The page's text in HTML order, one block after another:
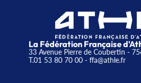
La Fédération Française
33 Avenue Pierre de Coubertin -
T.01 53 80 70 00- ffa@athle.fr